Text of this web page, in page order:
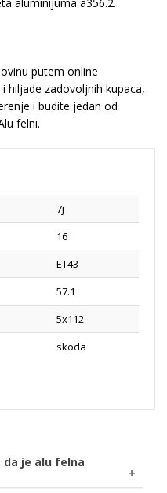
putem online
hiljade zadovoljnih kupaca,
i budite jedan od
felni.
7j
16
ET43
57.1
5x112
skoda
da je alu felna